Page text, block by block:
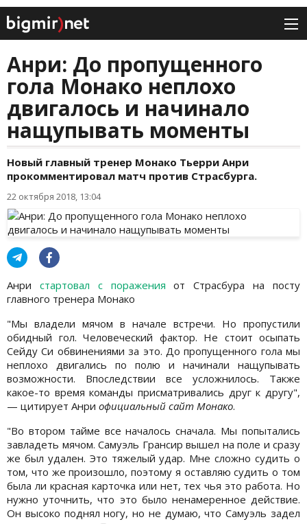
Анри: До пропущенного
гола Монако неплохо
двигалось и начинало
нащупывать моменты
Новый главный тренер Монако Тьерри Анри
прокомментировал матч против Страсбурга.
22 октября 2018, 13:04
Анри стартовал с поражения от Страсбура на посту
главного тренера Монако
"Мы владели мячом в начале встречи. Но пропустили
обидный гол. Человеческий фактор. Не стоит осыпать
Сейду Си обвинениями за это. До пропущенного гола мы
неплохо двигались по полю и начинали нащупывать
возможности. Впоследствии все усложнилось. Также
какое-то время команды присматривались друг к другу",
— цитирует Анри официальный сайт Монако.
"Во втором тайме все началось сначала. Мы попытались
завладеть мячом. Самуэль Грансир вышел на поле и сразу
же был удален. Это тяжелый удар. Мне сложно судить о
том, что же произошло, поэтому я оставляю судить о том
была ли красная карточка или нет, тех чья это работа. Но
нужно уточнить, что это было ненамеренное действие.
Он высоко поднял ногу, но не думаю, что Самуэль задел